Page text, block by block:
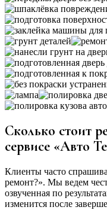
Сколько стоит
сервисе «Авто
Клиенты часто
ремонт?». Мы ведем
озвученная по
изменится после